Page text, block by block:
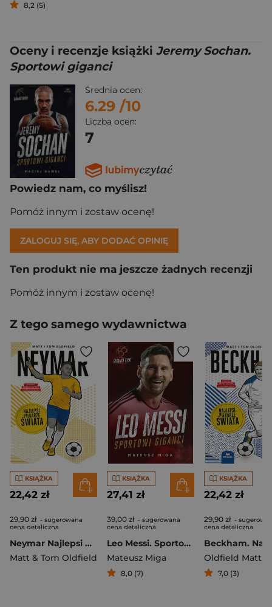
8,2 (5)
Oceny i recenzje książki Jeremy Sochan.
Sportowi giganci
Średnia ocen:
6.29 /10
Liczba ocen:
7
Powiedz nam, co myślisz!
Pomóż innym i zostaw ocenę!
ZALOGUJ SIĘ, ABY DODAĆ OPINIĘ
Ten produkt nie ma jeszcze żadnych recenzji
Pomóż innym i zostaw ocenę!
Z tego samego wydawnictwa
KSIĄŻKA
22,42 zł
29,90 zł - sugerowana
cena detaliczna
Neymar Najlepsi piłkarze świata
Matt & Tom Oldfield
KSIĄŻKA
27,41 zł
39,00 zł - sugerowana
cena detaliczna
Leo Messi. Sportowi giganci
Mateusz Miga
8,0 (7)
KSIĄŻKA
22,42 zł
29,90 zł -
cena detaliczna
Oldfield Matt
7,0 (3)